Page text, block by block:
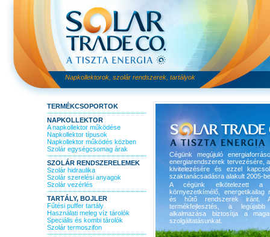
Napkollektorok, szolár rendszerek, tartályok
TERMÉKCSOPORTOK
NAPKOLLEKTOR
A napkollektor működése
Napkollektor típusok
Napkollektor működés közben
Szolár egységcsomag árak
SZOLÁR RENDSZERELEMEK
Szolár hidraulika
Szolár szerelési anyagok
Szolár vezérlés
TARTÁLY, BOJLER
Fűtési puffer tartály
Használati meleg víz tárolók
Speciális és kombi tárolók
Szolár termoszifon
Cégünk megújuló
energiarendszerek tervezésére,
kivitelezésére és ezzel
szaktanácsadásra alakult 2005-
A cégünk elkötelezett a
környezetkímélő, energetikailag
és hűtő rendszerek iránt.
termékfejlesztés, a legújabb
alkalmazása biztosítja a
szolgáltatásunkat.